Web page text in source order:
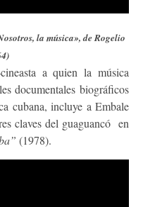
la música», de Rogelio
a quien la música
documentales biográficos
cubana, incluye a Embale
claves del guaguancó en
(1978).